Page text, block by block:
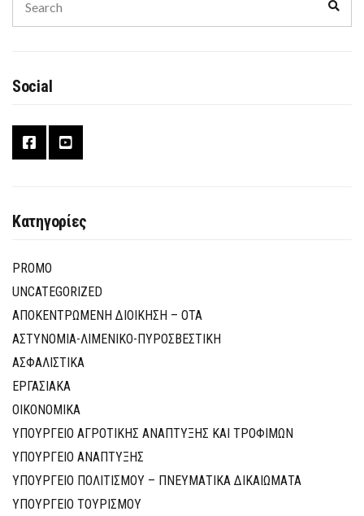
for:
Social
Κατηγορίες
PROMO
UNCATEGORIZED
ΑΠΟΚΕΝΤΡΩΜΕΝΗ ΔΙΟΙΚΗΣΗ – ΟΤΑ
ΑΣΤΥΝΟΜΙΑ-ΛΙΜΕΝΙΚΟ-ΠΥΡΟΣΒΕΣΤΙΚΗ
ΑΣΦΑΛΙΣΤΙΚΑ
ΕΡΓΑΣΙΑΚΑ
ΟΙΚΟΝΟΜΙΚΑ
ΥΠΟΥΡΓΕΙΟ ΑΓΡΟΤΙΚΗΣ ΑΝΑΠΤΥΞΗΣ ΚΑΙ ΤΡΟΦΙΜΩΝ
ΥΠΟΥΡΓΕΙΟ ΑΝΑΠΤΥΞΗΣ
ΥΠΟΥΡΓΕΙΟ ΠΟΛΙΤΙΣΜΟΥ – ΠΝΕΥΜΑΤΙΚΑ ΔΙΚΑΙΩΜΑΤΑ
ΥΠΟΥΡΓΕΙΟ ΤΟΥΡΙΣΜΟΥ